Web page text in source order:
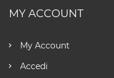
MY ACCOUNT
My Account
Accedi